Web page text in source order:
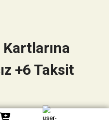
+6 Taksit